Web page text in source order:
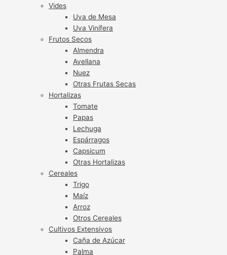
Vides
Uva de Mesa
Uva Vinífera
Frutos Secos
Almendra
Avellana
Nuez
Otras Frutas Secas
Hortalizas
Tomate
Papas
Lechuga
Espárragos
Capsicum
Otras Hortalizas
Cereales
Trigo
Maíz
Arroz
Otros Cereales
Cultivos Extensivos
Caña de Azúcar
Palma